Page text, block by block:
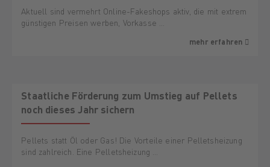
Aktuell sind vermehrt Online-Fakeshops aktiv, die mit extrem
günstigen Preisen werben, Vorkasse …
mehr erfahren
Staatliche Förderung zum Umstieg auf Pellets
noch dieses Jahr sichern
Pellets statt Öl oder Gas! Die Vorteile einer Pelletsheizung
sind zahlreich. Eine Pelletsheizung …